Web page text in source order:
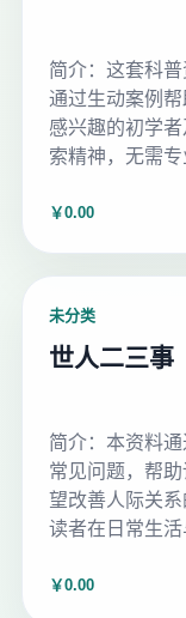
简介：这套科
通过生动案例
感兴趣的初学
索精神，无需
￥0.00
未分类
世人二三事
简介：本资料
常见问题，帮
望改善人际关
读者在日常生
￥0.00